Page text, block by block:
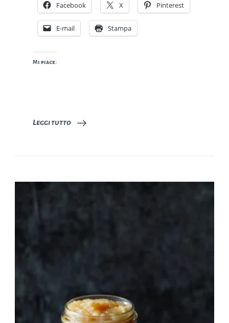
Facebook X Pinterest
E-mail Stampa
Mi piace:
Leggi tutto